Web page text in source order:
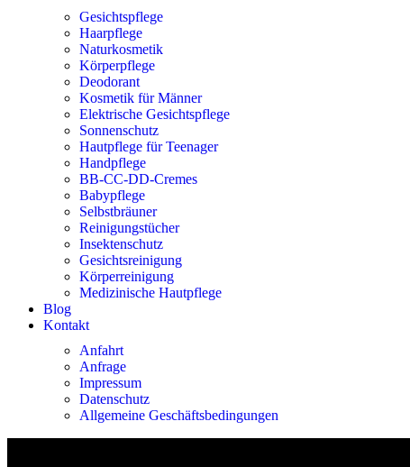
Gesichtspflege
Haarpflege
Naturkosmetik
Körperpflege
Deodorant
Kosmetik für Männer
Elektrische Gesichtspflege
Sonnenschutz
Hautpflege für Teenager
Handpflege
BB-CC-DD-Cremes
Babypflege
Selbstbräuner
Reinigungstücher
Insektenschutz
Gesichtsreinigung
Körperreinigung
Medizinische Hautpflege
Blog
Kontakt
Anfahrt
Anfrage
Impressum
Datenschutz
Allgemeine Geschäftsbedingungen